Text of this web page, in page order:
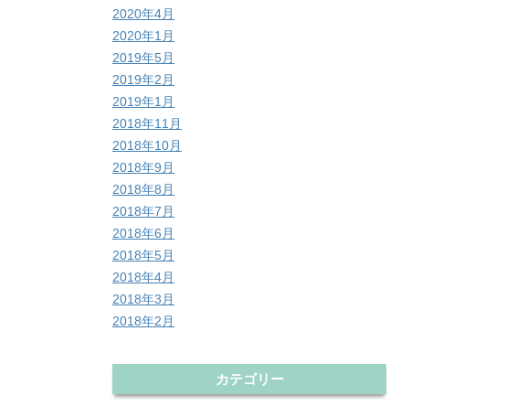
2020年4月
2020年1月
2019年5月
2019年2月
2019年1月
2018年11月
2018年10月
2018年9月
2018年8月
2018年7月
2018年6月
2018年5月
2018年4月
2018年3月
2018年2月
カテゴリー